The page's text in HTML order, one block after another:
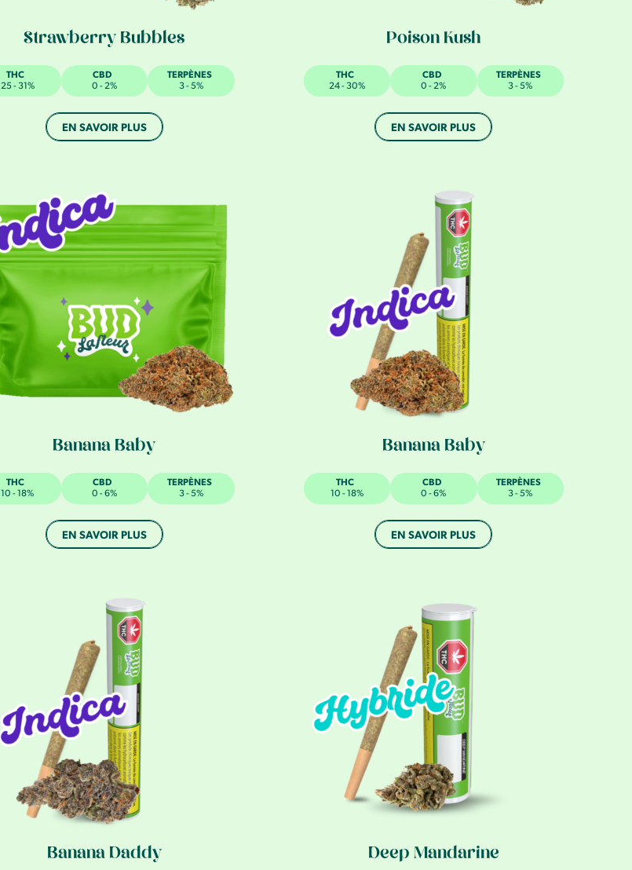
Strawberry Bubbles
THC
25 - 31%
CBD
0 - 2%
TERPÈNES
3 - 5%
EN SAVOIR PLUS
Poison Kush
THC
24 - 30%
CBD
0 - 2%
TERPÈNES
3 - 5%
EN SAVOIR PLUS
Banana Baby
THC
10 - 18%
CBD
0 - 6%
TERPÈNES
3 - 5%
EN SAVOIR PLUS
Banana Baby
THC
10 - 18%
CBD
0 - 6%
TERPÈNES
3 - 5%
EN SAVOIR PLUS
Banana Daddy Deep Mandarine